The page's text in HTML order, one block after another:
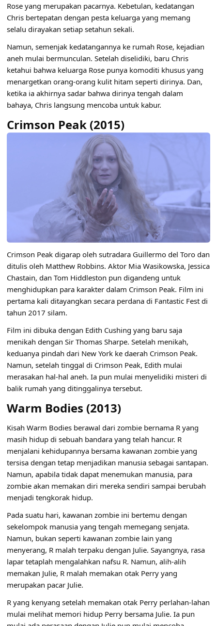
Rose yang merupakan pacarnya. Kebetulan, kedatangan
Chris bertepatan dengan pesta keluarga yang memang
selalu dirayakan setiap setahun sekali.
Namun, semenjak kedatangannya ke rumah Rose, kejadian
aneh mulai bermunculan. Setelah diselidiki, baru Chris
ketahui bahwa keluarga Rose punya komoditi khusus yang
menargetkan orang-orang kulit hitam seperti dirinya. Dan,
ketika ia akhirnya sadar bahwa dirinya tengah dalam
bahaya, Chris langsung mencoba untuk kabur.
Crimson Peak (2015)
Crimson Peak digarap oleh sutradara Guillermo del Toro dan
ditulis oleh Matthew Robbins. Aktor Mia Wasikowska, Jessica
Chastain, dan Tom Hiddleston pun digandeng untuk
menghidupkan para karakter dalam Crimson Peak. Film ini
pertama kali ditayangkan secara perdana di Fantastic Fest di
tahun 2017 silam.
Film ini dibuka dengan Edith Cushing yang baru saja
menikah dengan Sir Thomas Sharpe. Setelah menikah,
keduanya pindah dari New York ke daerah Crimson Peak.
Namun, setelah tinggal di Crimson Peak, Edith mulai
merasakan hal-hal aneh. Ia pun mulai menyelidiki misteri di
balik rumah yang ditinggalinya tersebut.
Warm Bodies (2013)
Kisah Warm Bodies berawal dari zombie bernama R yang
masih hidup di sebuah bandara yang telah hancur. R
menjalani kehidupannya bersama kawanan zombie yang
tersisa dengan tetap menjadikan manusia sebagai santapan.
Namun, apabila tidak dapat menemukan manusia, para
zombie akan memakan diri mereka sendiri sampai berubah
menjadi tengkorak hidup.
Pada suatu hari, kawanan zombie ini bertemu dengan
sekelompok manusia yang tengah memegang senjata.
Namun, bukan seperti kawanan zombie lain yang
menyerang, R malah terpaku dengan Julie. Sayangnya, rasa
lapar tetaplah mengalahkan nafsu R. Namun, alih-alih
memakan Julie, R malah memakan otak Perry yang
merupakan pacar Julie.
R yang kenyang setelah memakan otak Perry perlahan-lahan
mulai melihat memori hidup Perry bersama Julie. Ia pun